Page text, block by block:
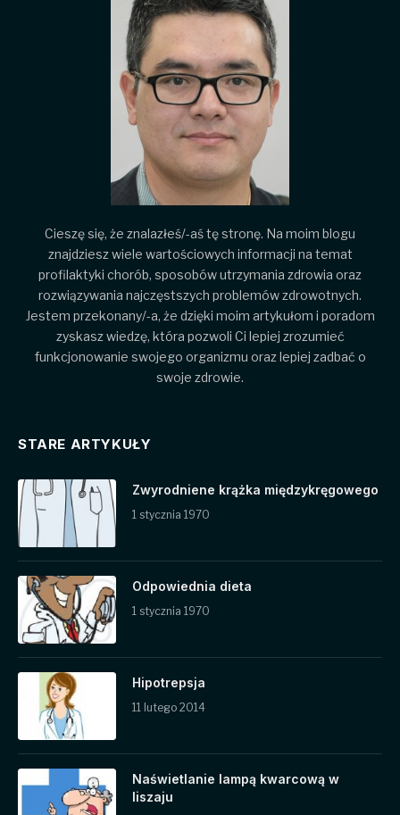
Cieszę się, że znalazłeś/-aś tę stronę. Na moim blogu
znajdziesz wiele wartościowych informacji na temat
profilaktyki chorób, sposobów utrzymania zdrowia oraz
rozwiązywania najczęstszych problemów zdrowotnych.
Jestem przekonany/-a, że dzięki moim artykułom i poradom
zyskasz wiedzę, która pozwoli Ci lepiej zrozumieć
funkcjonowanie swojego organizmu oraz lepiej zadbać o
swoje zdrowie.
STARE ARTYKUŁY
Zwyrodniene krążka międzykręgowego
1 stycznia 1970
Odpowiednia dieta
1 stycznia 1970
Hipotrepsja
11 lutego 2014
Naświetlanie lampą kwarcową w
liszaju